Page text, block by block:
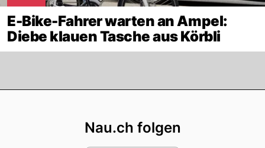
E-Bike-Fahrer warten an Ampel:
Diebe klauen Tasche aus Körbli
Nau.ch folgen